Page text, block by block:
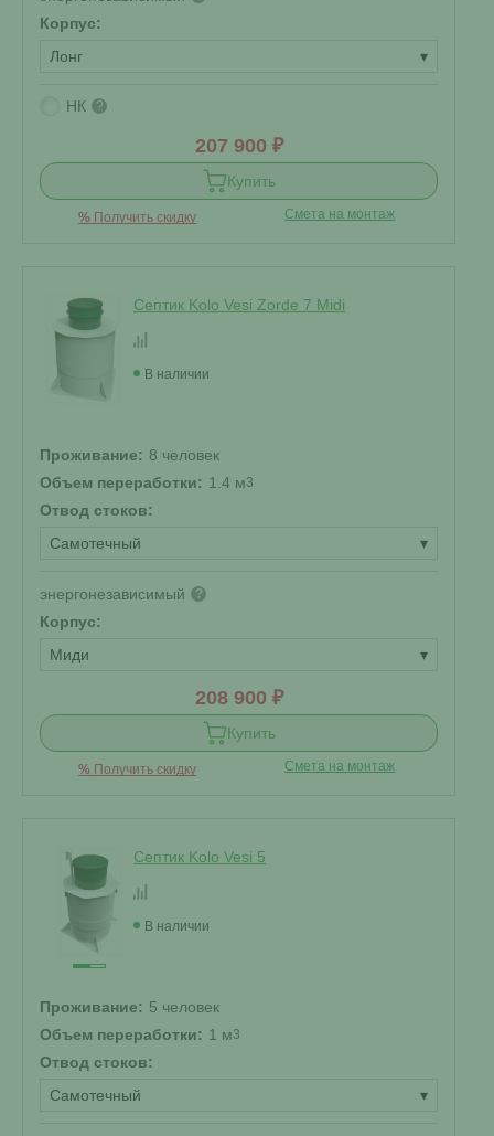
Корпус:
Лонг
▾
НК ?
207 900 ₽
Купить
% Получить скидку Смета на монтаж
Септик Kolo Vesi Zorde 7 Midi
В наличии
Проживание: 8 человек
Объем переработки: 1.4 м3
Отвод стоков:
Самотечный
▾
энергонезависимый ?
Корпус:
Миди
▾
208 900 ₽
Купить
% Получить скидку Смета на монтаж
Септик Kolo Vesi 5
В наличии
Проживание: 5 человек
Объем переработки: 1 м3
Отвод стоков:
Самотечный
▾